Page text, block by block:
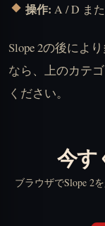
操作: A / D ま
Slope 2の後によ
なら、上のカテ
ください。
今す
ブラウザでSlope 2